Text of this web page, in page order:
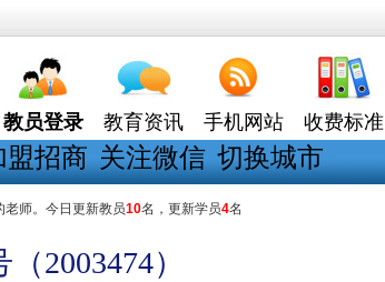
教员登录 教育资讯 手机网站 收费标准
盟招商 关注微信 切换城市
老师。今日更新教员10名，更新学员4名
2003474）